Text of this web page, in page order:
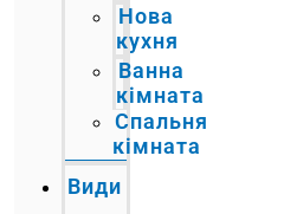
Нова
кухня
Ванна
кімната
Спальня
кімната
Види